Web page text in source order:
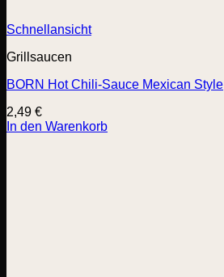
Schnellansicht
Grillsaucen
BORN Hot Chili-Sauce Mexican Style
2,49 €
In den Warenkorb